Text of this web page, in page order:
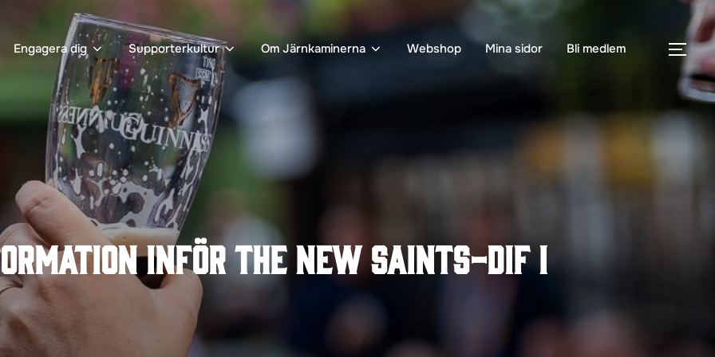
Engagera dig Supporterkultur Om Järnkaminerna Webshop Mina sidor Bli medlem SLÅ
inför The New Saints-DIF i